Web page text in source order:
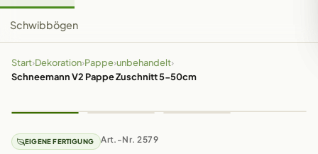
Schwibbögen
Start›Dekoration›Pappe›unbehandelt›
Schneemann V2 Pappe Zuschnitt 5-50cm
EIGENE FERTIGUNG Art.-Nr. 2579